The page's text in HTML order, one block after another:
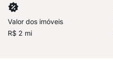
Valor dos imóveis
R$ 2 mi